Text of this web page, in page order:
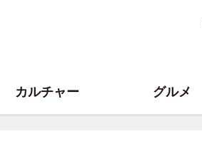
カルチャー グルメ